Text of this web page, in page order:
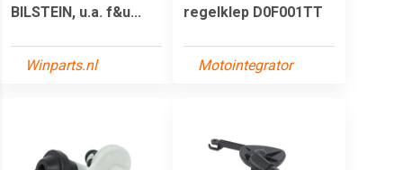
BILSTEIN, u.a. f&u...
Winparts.nl
regelklep D0F001TT
Motointegrator